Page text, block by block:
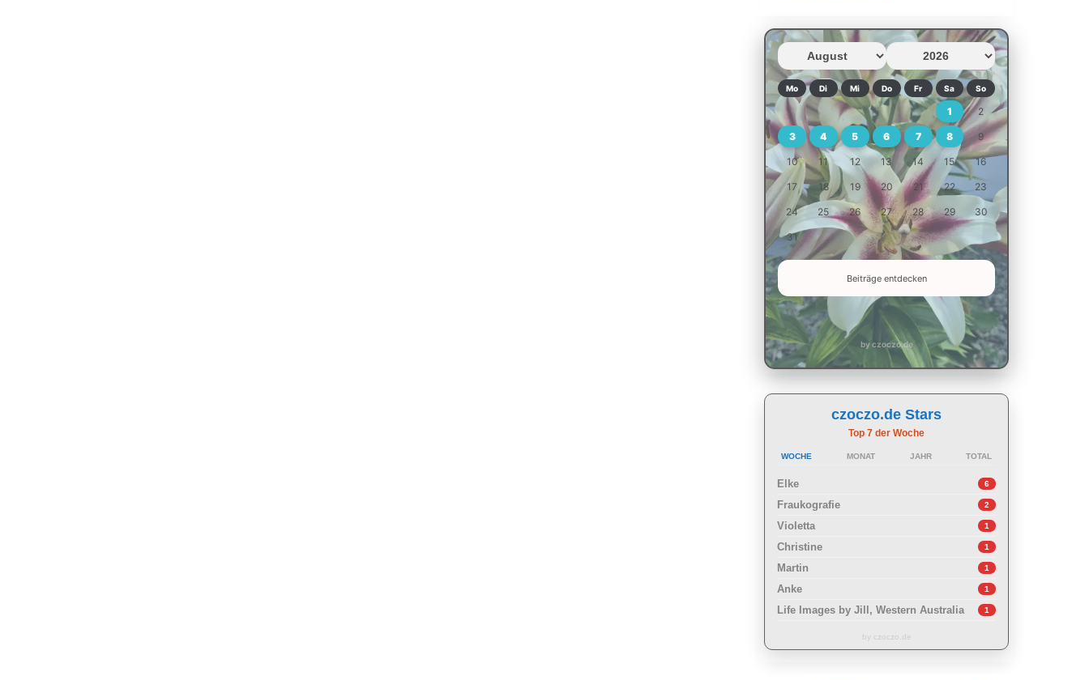
Mo Di Mi Do Fr Sa So
1 2
3 4 5 6 7 8 9
10 11 12 13 14 15 16
17 18 19 20 21 22 23
24 25 26 27 28 29 30
31
Beiträge entdecken
by czoczo.de
czoczo.de Stars
Top 7 der Woche
WOCHE MONAT JAHR TOTAL
Elke 6
Fraukografie 2
Violetta 1
Christine 1
Martin 1
Anke 1
Life Images by Jill, Western Australia 1
by czoczo.de